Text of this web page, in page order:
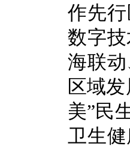
作先
数字
海联
区域
美”民
卫生